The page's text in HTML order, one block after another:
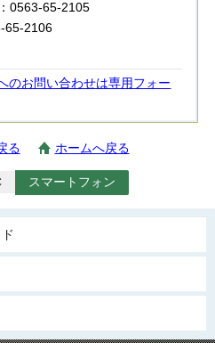
0563-65-2105
65-2106
のお問い合わせは専用フォー
る ホームへ戻る
スマートフォン